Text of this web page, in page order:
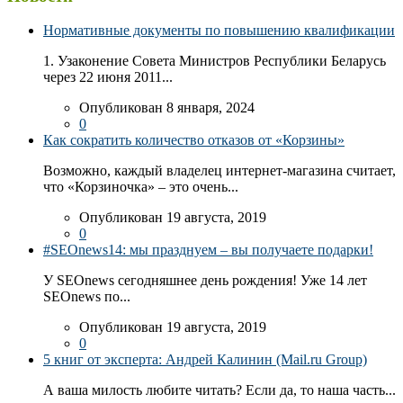
Нормативные документы по повышению квалификации
1. Узаконение Совета Министров Республики Беларусь
через 22 июня 2011...
Опубликован 8 января, 2024
0
Как сократить количество отказов от «Корзины»
Возможно, каждый владелец интернет-магазина считает,
что «Корзиночка» – это очень...
Опубликован 19 августа, 2019
0
#SEOnews14: мы празднуем – вы получаете подарки!
У SEOnews сегодняшнее день рождения! Уже 14 лет
SEOnews по...
Опубликован 19 августа, 2019
0
5 книг от эксперта: Андрей Калинин (Mail.ru Group)
А ваша милость любите читать? Если да, то наша часть...